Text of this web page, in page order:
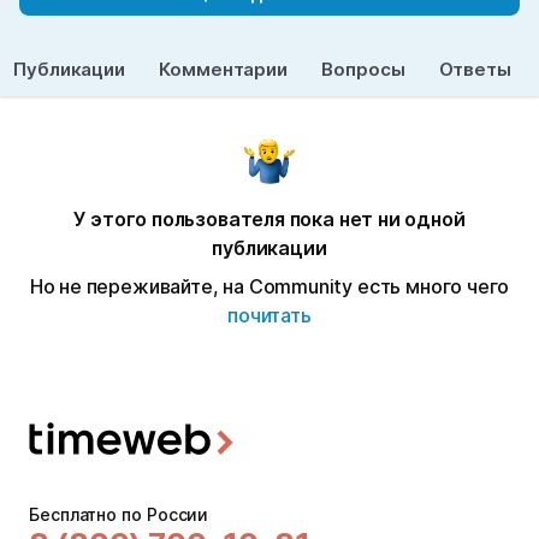
Публикации Комментарии Вопросы Ответы
У этого пользователя пока нет ни одной
публикации
Но не переживайте, на Community есть много чего
почитать
Бесплатно по России